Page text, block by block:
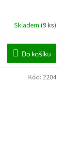
Skladem (9 ks)
Do košíku
Kód: 2204